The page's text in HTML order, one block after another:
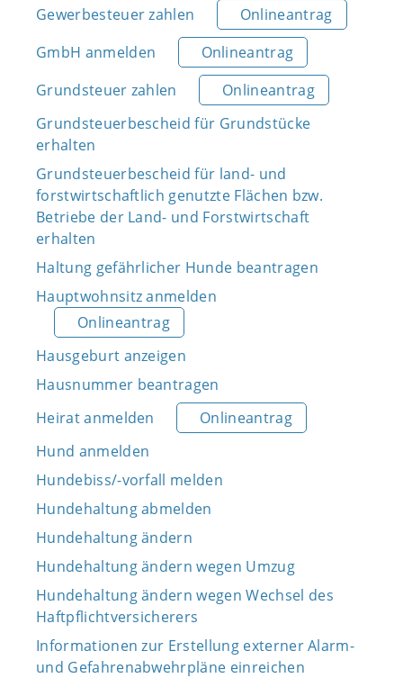
Gewerbesteuer zahlen
Onlineantrag
GmbH anmelden
Onlineantrag
Grundsteuer zahlen
Onlineantrag
Grundsteuerbescheid für Grundstücke
erhalten
Grundsteuerbescheid für land- und
forstwirtschaftlich genutzte Flächen bzw.
Betriebe der Land- und Forstwirtschaft
erhalten
Haltung gefährlicher Hunde beantragen
Hauptwohnsitz anmelden
Onlineantrag
Hausgeburt anzeigen
Hausnummer beantragen
Heirat anmelden
Onlineantrag
Hund anmelden
Hundebiss/-vorfall melden
Hundehaltung abmelden
Hundehaltung ändern
Hundehaltung ändern wegen Umzug
Hundehaltung ändern wegen Wechsel des
Haftpflichtversicherers
Informationen zur Erstellung externer Alarm-
und Gefahrenabwehrpläne einreichen